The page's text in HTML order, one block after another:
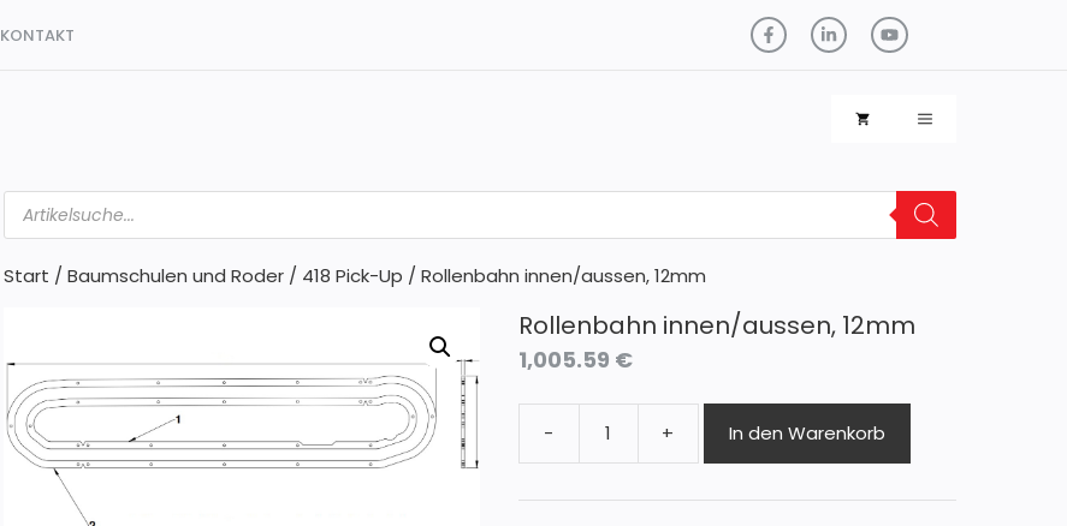
KONTAKT
Products
search
Start / Baumschulen und Roder / 418 Pick-Up / Rollenbahn innen/aussen, 12mm
Rollenbahn innen/aussen, 12mm
1,005.59 €
-
Rollenbahn
innen/aussen,
12mm
+ In den Warenkorb